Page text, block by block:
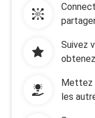
Suivez
Mettez
les